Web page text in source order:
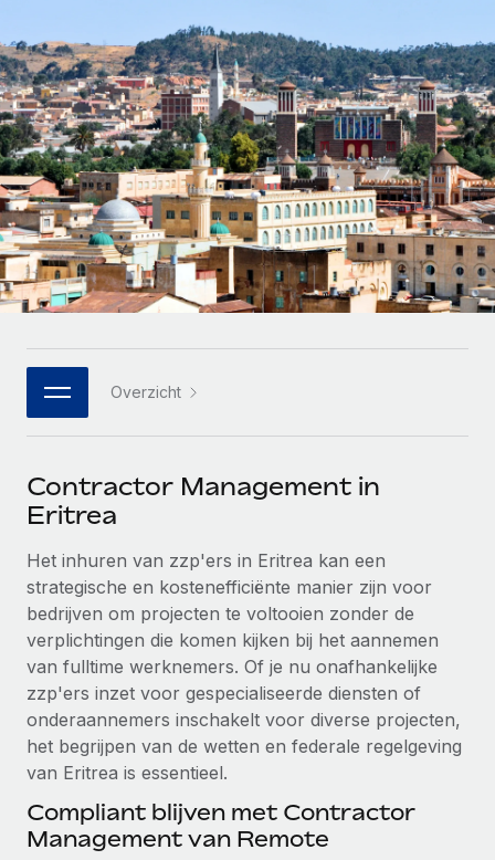
PEO
Ingewikkelde HR-taken eenvoudig uitbesteden
INFRASTRUCTUUR
Remote Embedded
HR naadloos in workflows integreren
Platform
Ingebouwde essentiële HR-functies voor je team
Integraties
DIENSTEN
Krijg hulp van global HR- en juridische experts
Achtergrondonderzoek
Vereenvoudig het screeningsproces van
kandidaten
Compliance Watchtower
Blijf compliance-risico's voor
Lever en track wereldwijd IT-middelen
GROEIFASE
Start-ups
Flexibele global HR en payroll solutions voor groeiende
bedrijven
Mid-market
Teams uitbreiden met HR solutions op maat
Enterprise
Global HR voor grote bedrijven
WERK MET ONS SAMEN
Strategische technologiepartners
Een partner worden
Ontdek hoe je met ons kunt samenwerken
Integraties en advies over AI-automatiseringen
CASESTUDY'S
Ontdek valuta-opties en betaalsnelheden voor
internationale zzp'ers
LEREN MET REMOTE
Onderzoek en gidsen
Casestudy's
HR-woordenlijst
Checklists en templates
Webinars
Newsroom
Inzichtencentrum
Support
Alle bronnen bekijken
BLOG
Global Payroll
EOR en PEO
Nederlands
Français
Deutsch
Español
Italiano
Português (Portugal)
日本語
한국어
Inloggen
Overzicht
Contractor Management in
Eritrea
Het inhuren van zzp'ers in Eritrea kan een
strategische en kostenefficiënte manier zijn voor
bedrijven om projecten te voltooien zonder de
verplichtingen die komen kijken bij het aannemen
van fulltime werknemers. Of je nu onafhankelijke
zzp'ers inzet voor gespecialiseerde diensten of
onderaannemers inschakelt voor diverse projecten,
het begrijpen van de wetten en federale regelgeving
van Eritrea is essentieel.
Compliant blijven met Contractor
Management van Remote